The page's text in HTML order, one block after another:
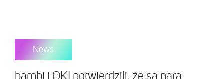
News
bambi i OKI potwierdzili, że są parą.